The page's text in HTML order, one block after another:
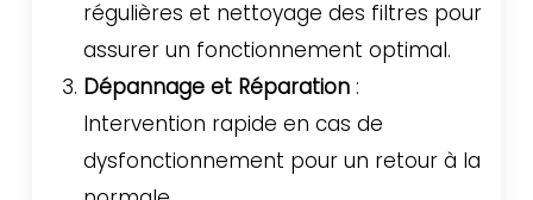
régulières et nettoyage des filtres pour
assurer un fonctionnement optimal.
Dépannage et Réparation :
Intervention rapide en cas de
dysfonctionnement pour un retour à la